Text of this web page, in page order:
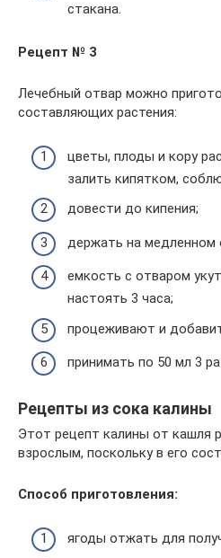
стакана.
Рецепт № 3
Лечебный отвар можно
составляющих растения:
цветы, плоды и кору
залить кипятком,
довести до кипения;
держать на медленном
емкость с отваром
настоять 3 часа;
процеживают и
принимать по 50 мл 3
Рецепты из сока калины
Этот рецепт калины от кашля
взрослым, поскольку в его
Способ приготовления:
ягоды отжать для